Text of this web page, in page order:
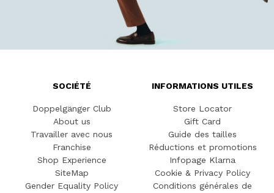
SOCIÉTÉ
Doppelgänger Club
About us
Travailler avec nous
Franchise
Shop Experience
SiteMap
Gender Equality Policy
INFORMATIONS UTILES
Store Locator
Gift Card
Guide des tailles
Réductions et promotions
Infopage Klarna
Cookie & Privacy Policy
Conditions générales de